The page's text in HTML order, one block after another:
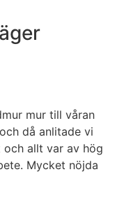
mur till våran
då anlitade vi
och allt var av hög
Mycket nöjda